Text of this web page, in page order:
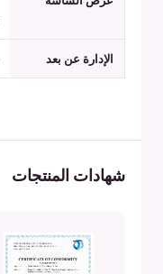
الإدارة عن بعد
شهادات المنتجات